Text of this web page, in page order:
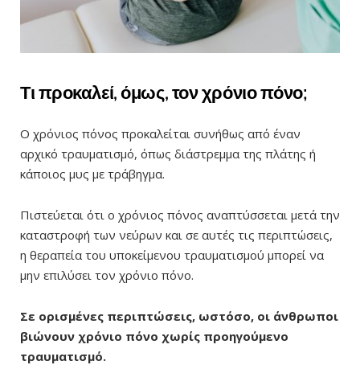
Τι προκαλεί, όμως, τον χρόνιο πόνο;
Ο χρόνιος πόνος προκαλείται συνήθως από έναν
αρχικό τραυματισμό, όπως διάστρεμμα της πλάτης ή
κάποιος μυς με τράβηγμα.
Πιστεύεται ότι ο χρόνιος πόνος αναπτύσσεται μετά την
καταστροφή των νεύρων και σε αυτές τις περιπτώσεις,
η θεραπεία του υποκείμενου τραυματισμού μπορεί να
μην επιλύσει τον χρόνιο πόνο.
Σε ορισμένες περιπτώσεις, ωστόσο, οι άνθρωποι
βιώνουν χρόνιο πόνο χωρίς προηγούμενο
τραυματισμό.